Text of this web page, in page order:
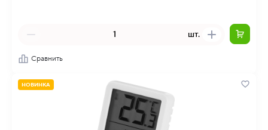
шт.
Сравнить
НОВИНКА